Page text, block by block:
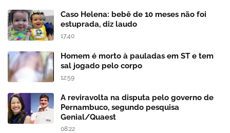
Caso Helena: bebê de 10 meses não foi
estuprada, diz laudo
17:40
Homem é morto à pauladas em ST e tem
sal jogado pelo corpo
12:59
A reviravolta na disputa pelo governo de
Pernambuco, segundo pesquisa
Genial/Quaest
08:22